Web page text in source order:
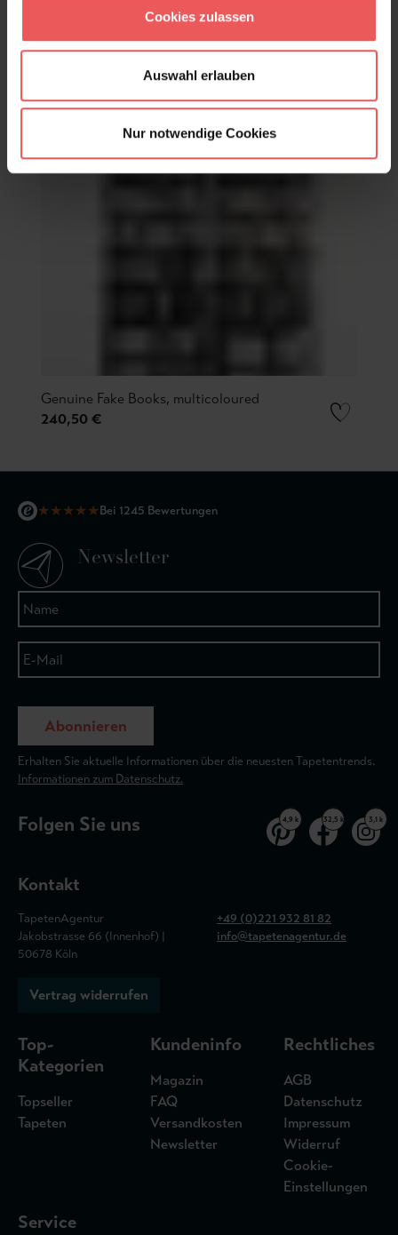
Cookies zulassen
Auswahl erlauben
Nur notwendige Cookies
Genuine Fake Books, multicoloured
240,50 €
★★★★★Bei 1245 Bewertungen
Newsletter
Abonnieren
Erhalten Sie aktuelle Informationen über die neuesten Tapetentrends.
Informationen zum Datenschutz.
Folgen Sie uns 4,9 k 32,5 k 3,1 k
Kontakt
TapetenAgentur
Jakobstrasse 66 (Innenhof) |
50678 Köln
+49 (0)221 932 81 82
info@tapetenagentur.de
Vertrag widerrufen
Top-
Kategorien
Topseller
Tapeten
Kundeninfo
Magazin
FAQ
Versandkosten
Newsletter
Rechtliches
AGB
Datenschutz
Impressum
Widerruf
Cookie-
Einstellungen
Service